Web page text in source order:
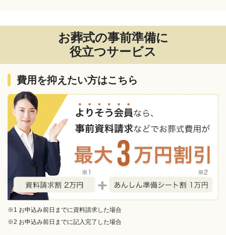
お葬式の事前準備に
役立つサービス
費用を抑えたい方はこちら
※1 お申込み前日までに資料請求した場合
※2 お申込み前日までに記入完了した場合